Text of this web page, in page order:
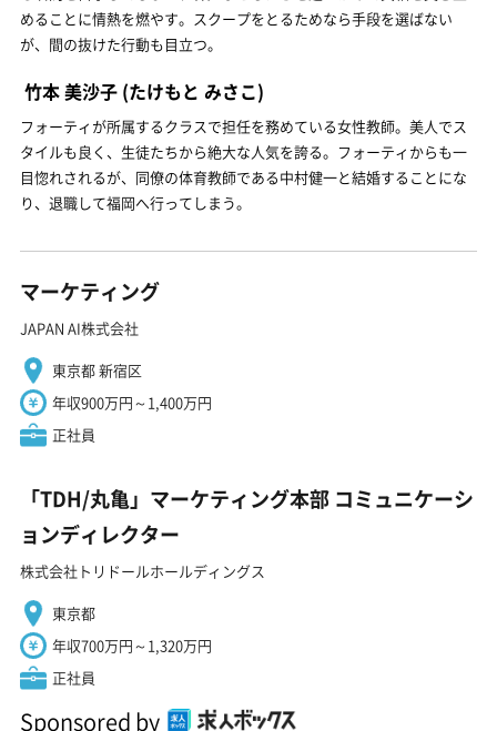
めることに情熱を燃やす。スクープをとるためなら手段を選ばない
が、間の抜けた行動も目立つ。
竹本 美沙子 (たけもと みさこ)
フォーティが所属するクラスで担任を務めている女性教師。美人でス
タイルも良く、生徒たちから絶大な人気を誇る。フォーティからも一
目惚れされるが、同僚の体育教師である中村健一と結婚することにな
り、退職して福岡へ行ってしまう。
マーケティング
JAPAN AI株式会社
東京都 新宿区
年収900万円～1,400万円
正社員
「TDH/丸亀」マーケティング本部 コミュニケーシ
ョンディレクター
株式会社トリドールホールディングス
東京都
年収700万円～1,320万円
正社員
Sponsored by